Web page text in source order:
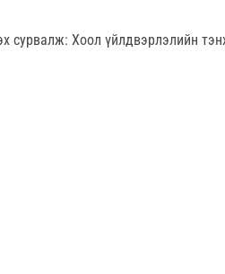
сурвалж: Хоол үйлдвэрлэлийн